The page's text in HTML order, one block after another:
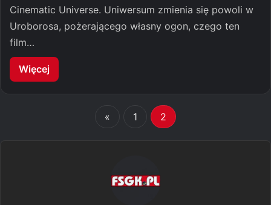
Cinematic Universe. Uniwersum zmienia się powoli w
Uroborosa, pożerającego własny ogon, czego ten
film…
Więcej
« 1 2